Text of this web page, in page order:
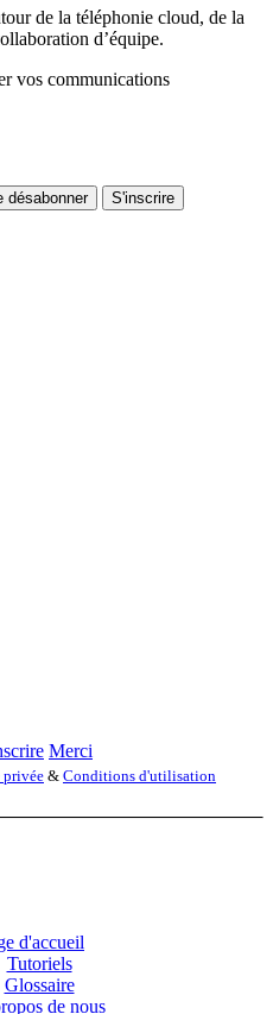
de la téléphonie cloud, de la
d’équipe.
vos communications
désabonner S'inscrire
Merci
& Conditions d'utilisation
d'accueil
Tutoriels
Glossaire
de nous